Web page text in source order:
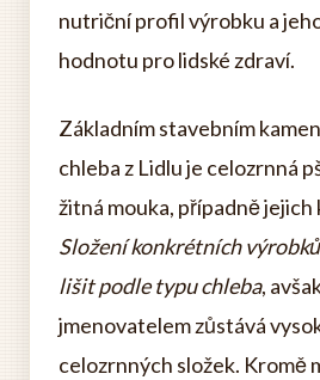
nutriční profil výrobku a
hodnotu pro lidské zdraví.
Základním stavebním
chleba z Lidlu je celozrnná
žitná mouka, případně jejich
Složení konkrétních
lišit podle typu chleba,
jmenovatelem zůstává
celozrnných složek. Kromě